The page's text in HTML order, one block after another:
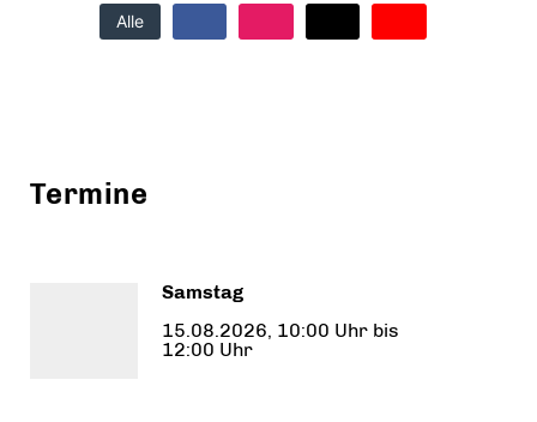
Alle
Termine
Samstag
15.08.2026, 10:00 Uhr bis
12:00 Uhr